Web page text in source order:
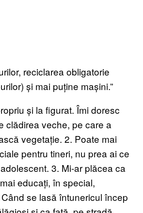
reciclarea obligatorie
și mai puține mașini.”
și la figurat. Îmi doresc
clădirea veche, pe care a
vegetație. 2. Poate mai
pentru tineri, nu prea ai ce
3. Mi-ar plăcea ca
educați, în special,
se lasă întunericul încep